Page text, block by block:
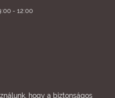
- 12:00
hogy a biztonságos